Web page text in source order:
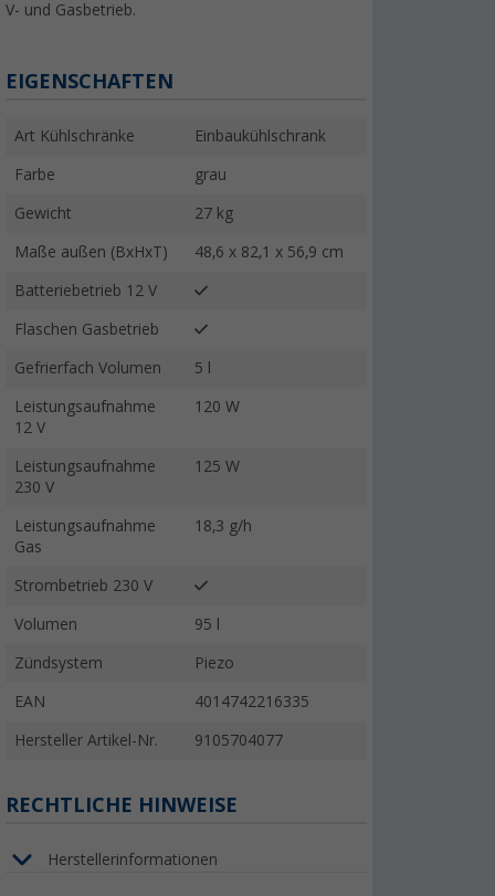
V- und Gasbetrieb.
EIGENSCHAFTEN
Art Kühlschränke Einbaukühlschrank
Farbe grau
Gewicht 27 kg
Maße außen (BxHxT) 48,6 x 82,1 x 56,9 cm
Batteriebetrieb 12 V
Flaschen Gasbetrieb
Gefrierfach Volumen 5 l
Leistungsaufnahme
12 V
120 W
Leistungsaufnahme
230 V
125 W
Leistungsaufnahme
Gas
18,3 g/h
Strombetrieb 230 V
Volumen 95 l
Zündsystem Piezo
EAN 4014742216335
Hersteller Artikel-Nr. 9105704077
RECHTLICHE HINWEISE
Herstellerinformationen